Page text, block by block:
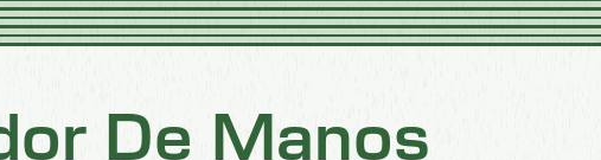
De Manos